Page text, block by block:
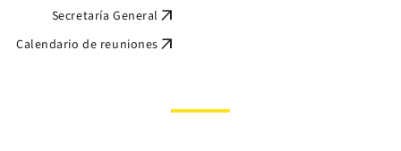
Secretaría General arrow_outward
Calendario de reuniones arrow_outward